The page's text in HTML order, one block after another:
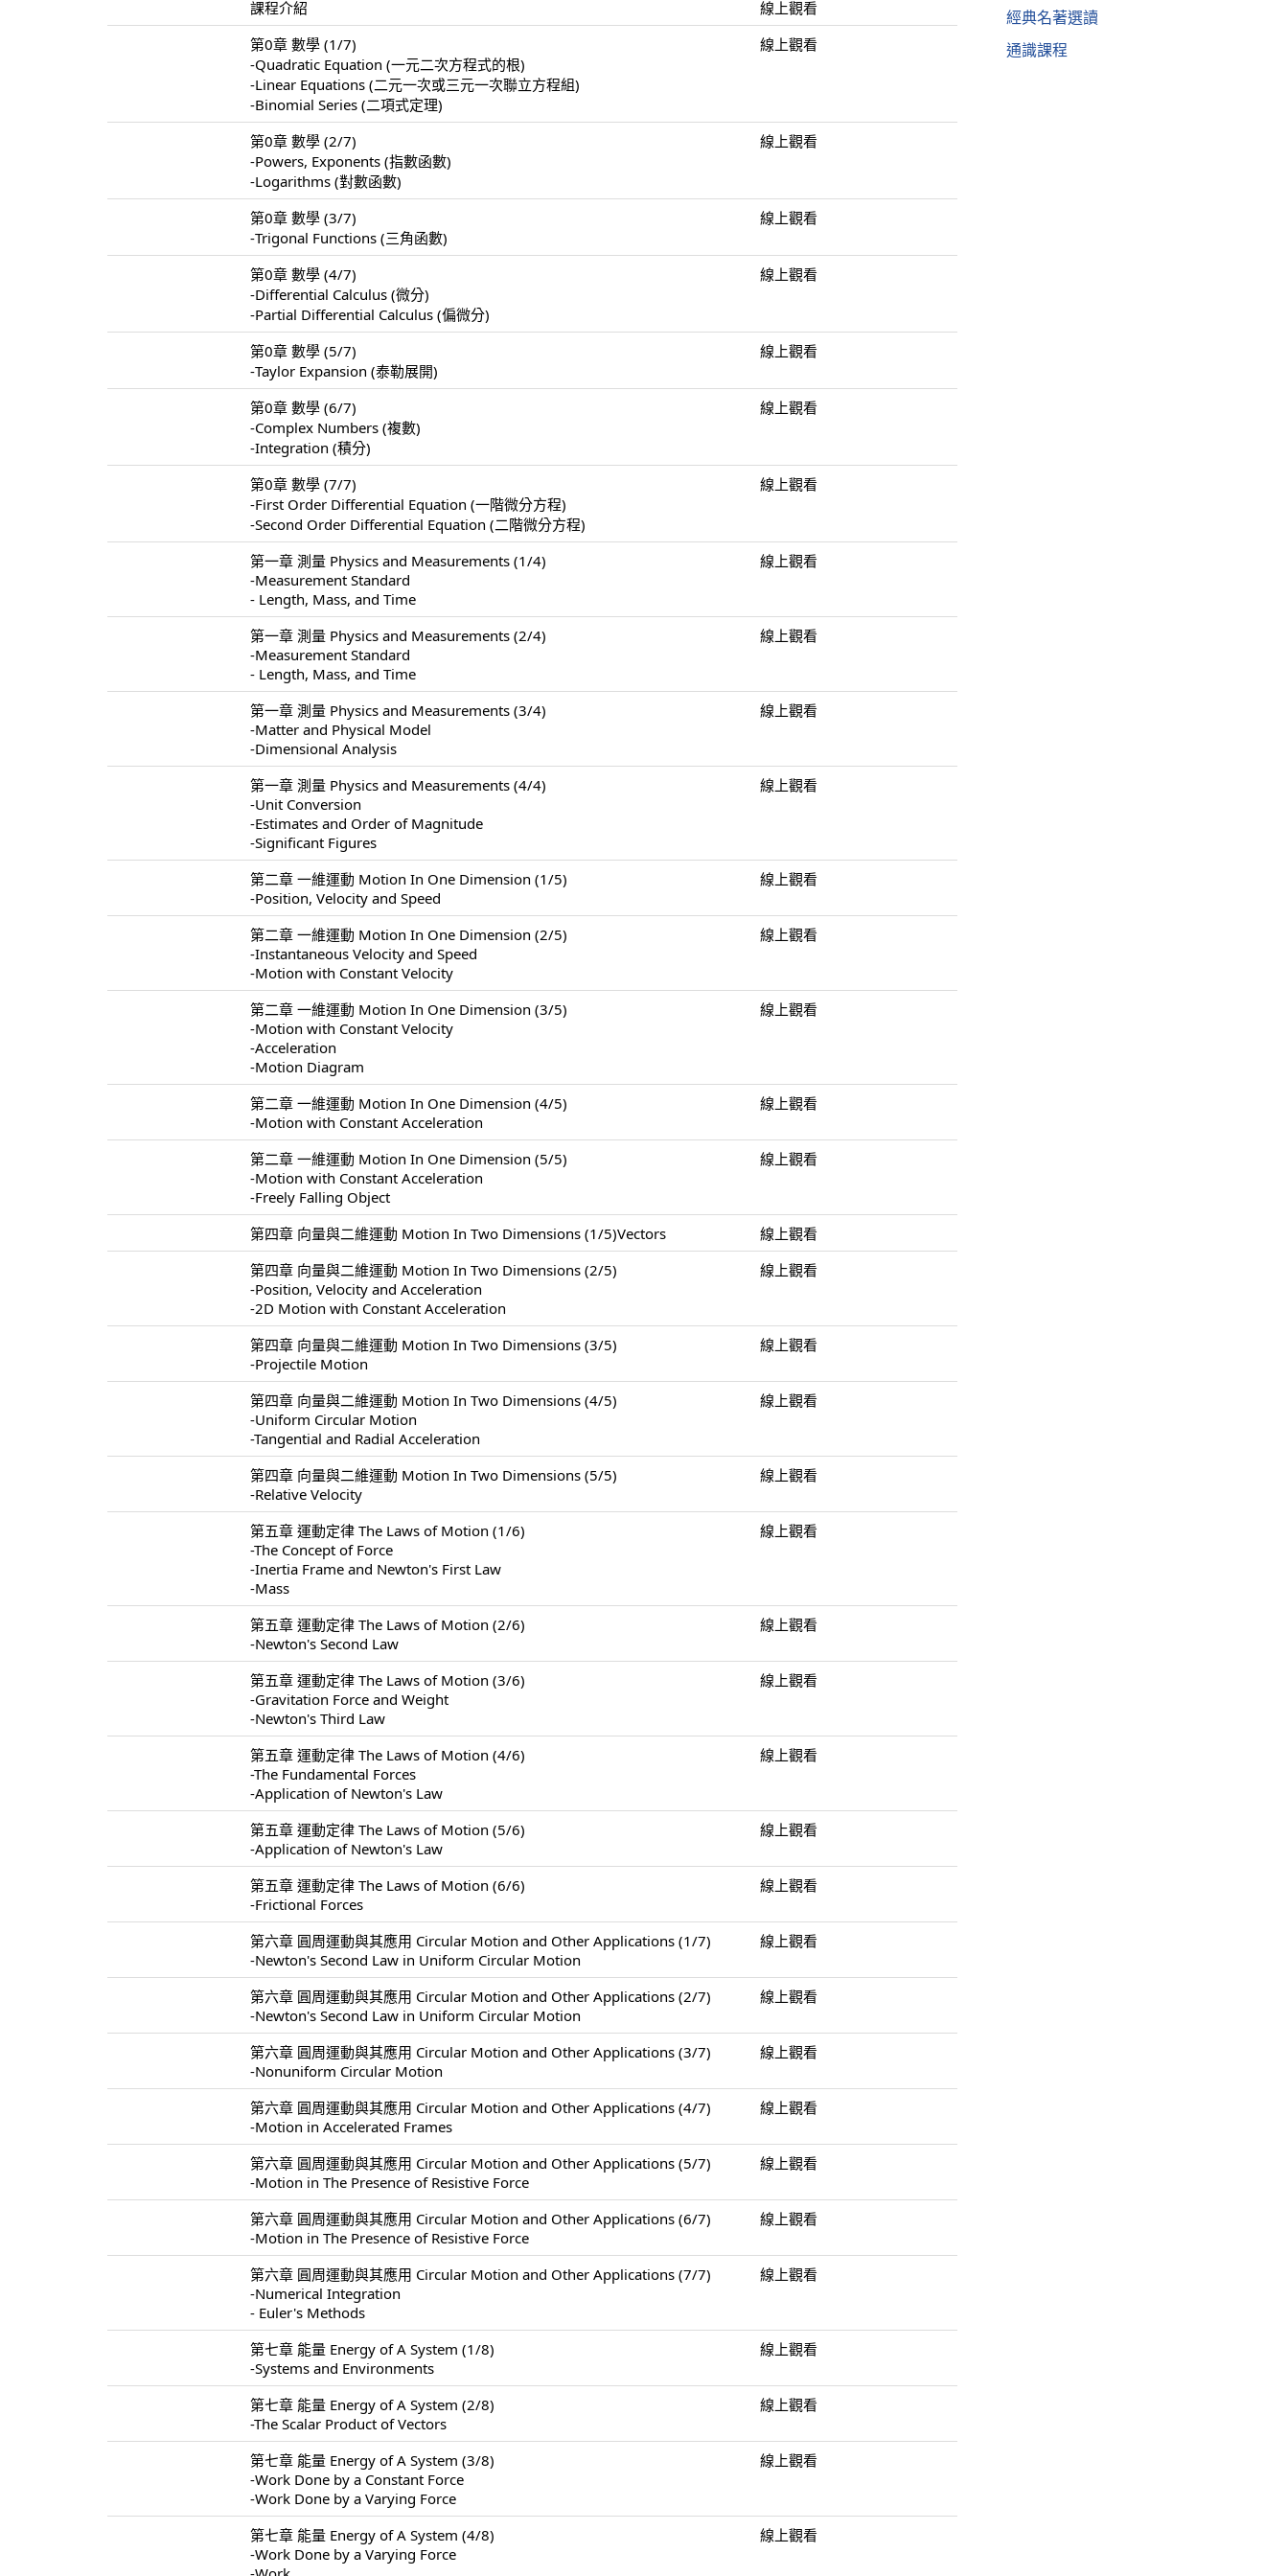
課程介紹
線上觀看
第0章 數學 (1/7)
-Quadratic Equation (一元二次方程式的根)
-Linear Equations (二元一次或三元一次聯立方程組)
-Binomial Series (二項式定理)
線上觀看
第0章 數學 (2/7)
-Powers, Exponents (指數函數)
-Logarithms (對數函數)
線上觀看
第0章 數學 (3/7)
-Trigonal Functions (三角函數)
線上觀看
第0章 數學 (4/7)
-Differential Calculus (微分)
-Partial Differential Calculus (偏微分)
線上觀看
第0章 數學 (5/7)
-Taylor Expansion (泰勒展開)
線上觀看
第0章 數學 (6/7)
-Complex Numbers (複數)
-Integration (積分)
線上觀看
第0章 數學 (7/7)
-First Order Differential Equation (一階微分方程)
-Second Order Differential Equation (二階微分方程)
線上觀看
第一章 測量 Physics and Measurements (1/4)
-Measurement Standard
- Length, Mass, and Time
線上觀看
第一章 測量 Physics and Measurements (2/4)
-Measurement Standard
- Length, Mass, and Time
線上觀看
第一章 測量 Physics and Measurements (3/4)
-Matter and Physical Model
-Dimensional Analysis
線上觀看
第一章 測量 Physics and Measurements (4/4)
-Unit Conversion
-Estimates and Order of Magnitude
-Significant Figures
線上觀看
第二章 一維運動 Motion In One Dimension (1/5)
-Position, Velocity and Speed
線上觀看
第二章 一維運動 Motion In One Dimension (2/5)
-Instantaneous Velocity and Speed
-Motion with Constant Velocity
線上觀看
第二章 一維運動 Motion In One Dimension (3/5)
-Motion with Constant Velocity
-Acceleration
-Motion Diagram
線上觀看
第二章 一維運動 Motion In One Dimension (4/5)
-Motion with Constant Acceleration
線上觀看
第二章 一維運動 Motion In One Dimension (5/5)
-Motion with Constant Acceleration
-Freely Falling Object
線上觀看
第四章 向量與二維運動 Motion In Two Dimensions (1/5)Vectors
線上觀看
第四章 向量與二維運動 Motion In Two Dimensions (2/5)
-Position, Velocity and Acceleration
-2D Motion with Constant Acceleration
線上觀看
第四章 向量與二維運動 Motion In Two Dimensions (3/5)
-Projectile Motion
線上觀看
第四章 向量與二維運動 Motion In Two Dimensions (4/5)
-Uniform Circular Motion
-Tangential and Radial Acceleration
線上觀看
第四章 向量與二維運動 Motion In Two Dimensions (5/5)
-Relative Velocity
線上觀看
第五章 運動定律 The Laws of Motion (1/6)
-The Concept of Force
-Inertia Frame and Newton's First Law
-Mass
線上觀看
第五章 運動定律 The Laws of Motion (2/6)
-Newton's Second Law
線上觀看
第五章 運動定律 The Laws of Motion (3/6)
-Gravitation Force and Weight
-Newton's Third Law
線上觀看
第五章 運動定律 The Laws of Motion (4/6)
-The Fundamental Forces
-Application of Newton's Law
線上觀看
第五章 運動定律 The Laws of Motion (5/6)
-Application of Newton's Law
線上觀看
第五章 運動定律 The Laws of Motion (6/6)
-Frictional Forces
線上觀看
第六章 圓周運動與其應用 Circular Motion and Other Applications (1/7)
-Newton's Second Law in Uniform Circular Motion
線上觀看
第六章 圓周運動與其應用 Circular Motion and Other Applications (2/7)
-Newton's Second Law in Uniform Circular Motion
線上觀看
第六章 圓周運動與其應用 Circular Motion and Other Applications (3/7)
-Nonuniform Circular Motion
線上觀看
第六章 圓周運動與其應用 Circular Motion and Other Applications (4/7)
-Motion in Accelerated Frames
線上觀看
第六章 圓周運動與其應用 Circular Motion and Other Applications (5/7)
-Motion in The Presence of Resistive Force
線上觀看
第六章 圓周運動與其應用 Circular Motion and Other Applications (6/7)
-Motion in The Presence of Resistive Force
線上觀看
第六章 圓周運動與其應用 Circular Motion and Other Applications (7/7)
-Numerical Integration
- Euler's Methods
線上觀看
第七章 能量 Energy of A System (1/8)
-Systems and Environments
線上觀看
第七章 能量 Energy of A System (2/8)
-The Scalar Product of Vectors
線上觀看
第七章 能量 Energy of A System (3/8)
-Work Done by a Constant Force
-Work Done by a Varying Force
線上觀看
第七章 能量 Energy of A System (4/8)
-Work Done by a Varying Force
線上觀看
經典名著選讀
通識課程